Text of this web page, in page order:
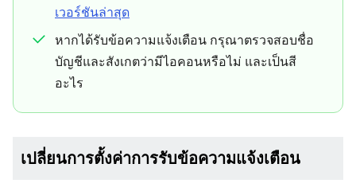
เวอร์ชันล่าสุด
หากได้รับข้อความแจ้งเตือน กรุณาตรวจสอบชื่อ
บัญชีและสังเกตว่ามีไอคอนหรือไม่ และเป็นสี
อะไร
เปลี่ยนการตั้งค่าการรับข้อความแจ้งเตือน